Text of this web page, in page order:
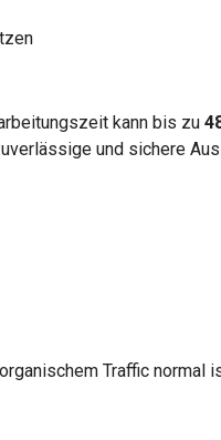
kann bis zu
und sichere
Traffic